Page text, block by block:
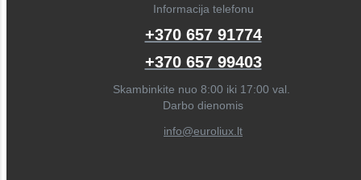
Informacija telefonu
+370 657 91774
+370 657 99403
Skambinkite nuo 8:00 iki 17:00 val.
Darbo dienomis
info@euroliux.lt